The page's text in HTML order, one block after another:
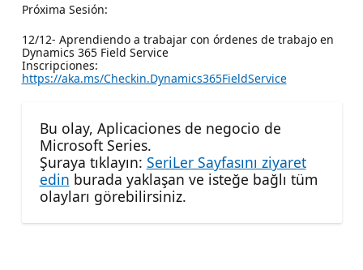
Próxima Sesión:
12/12- Aprendiendo a trabajar con órdenes de trabajo en
Dynamics 365 Field Service
Inscripciones:
https://aka.ms/Checkin.Dynamics365FieldService
Bu olay, Aplicaciones de negocio de
Microsoft Series.
Şuraya tıklayın: SeriLer Sayfasını ziyaret
edin burada yaklaşan ve isteğe bağlı tüm
olayları görebilirsiniz.